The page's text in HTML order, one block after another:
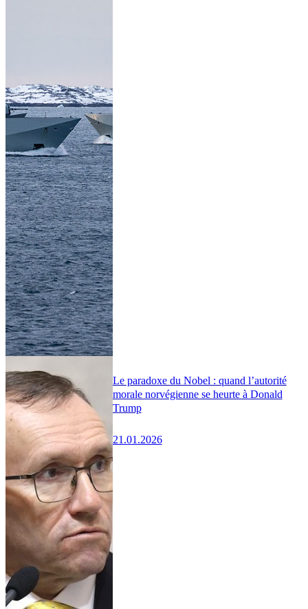
Le paradoxe du Nobel : quand l’autorité
morale norvégienne se heurte à Donald
Trump
21.01.2026